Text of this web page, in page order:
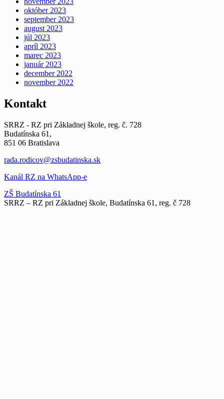
október 2023
september 2023
august 2023
júl 2023
apríl 2023
marec 2023
január 2023
december 2022
november 2022
Kontakt
SRRZ - RZ pri Základnej škole, reg. č. 728
Budatínska 61,
851 06 Bratislava
rada.rodicov@zsbudatinska.sk
Kanál RZ na WhatsApp-e
ZŠ Budatínska 61
SRRZ – RZ pri Základnej škole, Budatínska 61, reg. č 728